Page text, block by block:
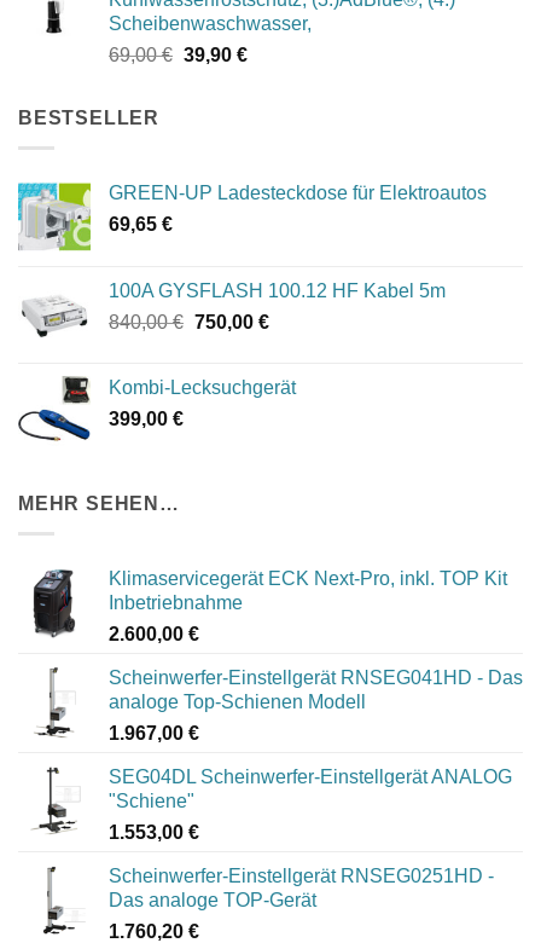
1.049,00 €994,00 €.
Scheibenwaschwasser,
69,00€ Ursprünglicher
39,90 €Aktueller
BESTSELLER
GREEN-UP Ladesteckdose für Elektroautos
69,65 €
100A GYSFLASH 100.12 HF Kabel 5m
840,00€ Ursprünglicher
840,00 €
750,00 €Aktueller
750,00 €.
Kombi-Lecksuchgerät
399,00 €
MEHR SEHEN…
Klimaservicegerät ECK Next-Pro, inkl. TOP Kit
Inbetriebnahme
2.600,00 €
Scheinwerfer-Einstellgerät RNSEG041HD - Das
analoge Top-Schienen Modell
1.967,00 €
SEG04DL Scheinwerfer-Einstellgerät ANALOG
"Schiene"
1.553,00 €
Scheinwerfer-Einstellgerät RNSEG0251HD -
Das analoge TOP-Gerät
1.760,20 €